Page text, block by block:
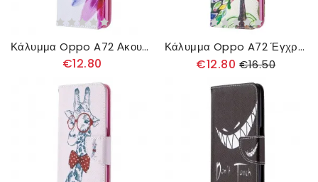
Κάλυμμα Oppo A72 Ακουαρέλα Λουλούδι
€12.80
Κάλυμμα Oppo A72 Έγχρωμο Δέντρο
€12.80 €16.50